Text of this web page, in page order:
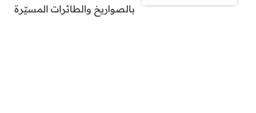
بالصواريخ والطائرات المسيّرة